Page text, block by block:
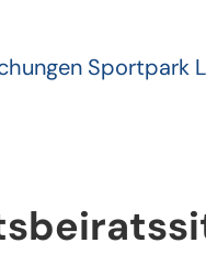
Sportpark